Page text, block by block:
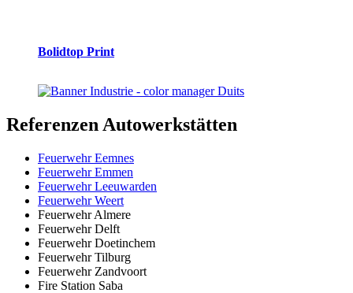
Bolidtop Print
Referenzen Autowerkstätten
Feuerwehr Eemnes
Feuerwehr Emmen
Feuerwehr Leeuwarden
Feuerwehr Weert
Feuerwehr Almere
Feuerwehr Delft
Feuerwehr Doetinchem
Feuerwehr Tilburg
Feuerwehr Zandvoort
Fire Station Saba